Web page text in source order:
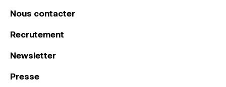
Nous contacter
Recrutement
Newsletter
Presse